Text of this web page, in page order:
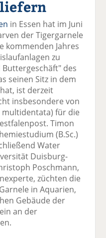
el
a
uf
F
ac
e
b
o
o
k
te
il
e
n
el
t
wi
tt
er
n
uf
Li
n
k
e
di
te
il
e
n
er
E
m
l
v
se
n
d
e
ru
ck
e
liefern
in Essen hat im Juni
der Tigergarnele
kommenden Jahres
zu
des
seinen Sitz in dem
ist derzeit
insbesondere von
multidentata) für die
Timon
(B.Sc.)
Water
Duisburg-
Poschmann,
züchten die
in Aquarien,
Gebäude der
an der